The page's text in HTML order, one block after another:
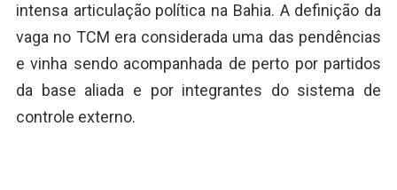
intensa articulação política na Bahia. A definição da
vaga no TCM era considerada uma das pendências
e vinha sendo acompanhada de perto por partidos
da base aliada e por integrantes do sistema de
controle externo.